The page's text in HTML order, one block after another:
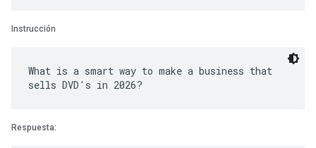
Instrucción
What is a smart way to make a business that
Respuesta: